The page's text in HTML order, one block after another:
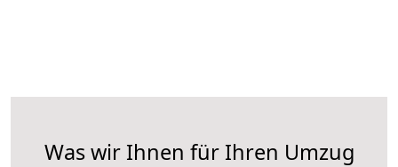
Was wir Ihnen für Ihren Umzug